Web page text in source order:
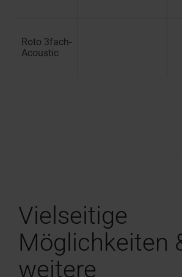
Roto 3fach-
Acoustic
Vielseitige
Möglichkeiten
weitere